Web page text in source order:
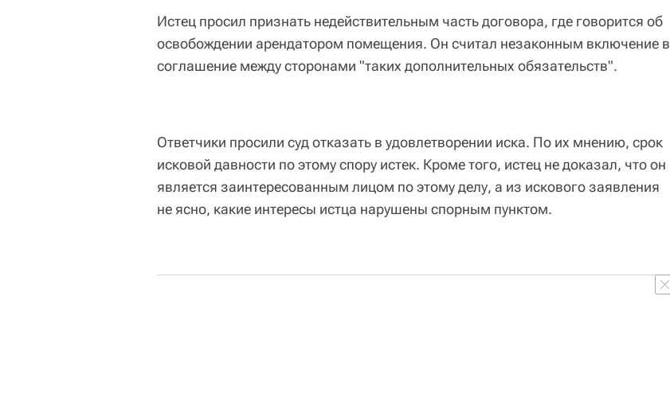
Истец просил признать недействительным часть договора, где говорится об
освобождении арендатором помещения. Он считал незаконным включение в
соглашение между сторонами "таких дополнительных обязательств".
Ответчики просили суд отказать в удовлетворении иска. По их мнению, срок
исковой давности по этому спору истек. Кроме того, истец не доказал, что он
является заинтересованным лицом по этому делу, а из искового заявления
не ясно, какие интересы истца нарушены спорным пунктом.